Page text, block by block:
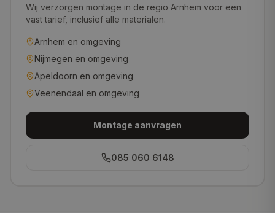
Wij verzorgen montage in de regio Arnhem voor een
vast tarief, inclusief alle materialen.
Arnhem en omgeving
Nijmegen en omgeving
Apeldoorn en omgeving
Veenendaal en omgeving
Montage aanvragen
085 060 6148